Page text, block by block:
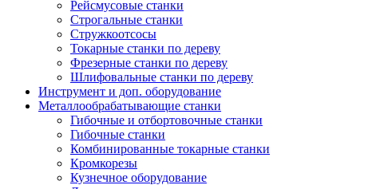
Рейсмусовые станки
Строгальные станки
Стружкоотсосы
Токарные станки по дереву
Фрезерные станки по дереву
Шлифовальные станки по дереву
Инструмент и доп. оборудование
Металлообрабатывающие станки
Гибочные и отбортовочные станки
Гибочные станки
Комбинированные токарные станки
Кромкорезы
Кузнечное оборудование